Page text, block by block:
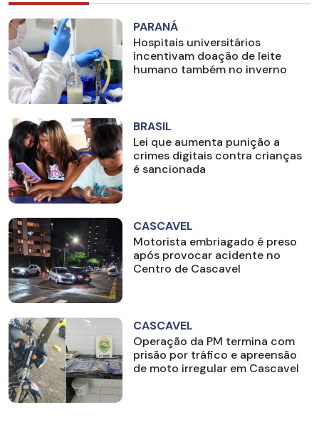
PARANÁ
Hospitais universitários
incentivam doação de leite
humano também no inverno
BRASIL
Lei que aumenta punição a
crimes digitais contra crianças
é sancionada
CASCAVEL
Motorista embriagado é preso
após provocar acidente no
Centro de Cascavel
CASCAVEL
Operação da PM termina com
prisão por tráfico e apreensão
de moto irregular em Cascavel